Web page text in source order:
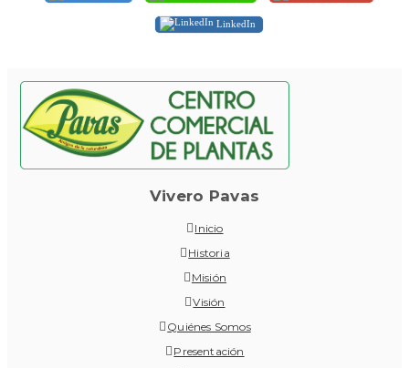
LinkedIn
Vivero Pavas
Inicio
Historia
Misión
Visión
Quiénes Somos
Presentación